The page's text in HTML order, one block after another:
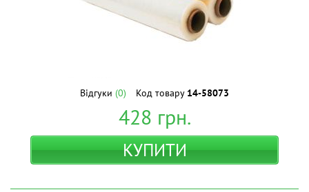
Відгуки (0) Код товару 14-58073
428 грн.
КУПИТИ